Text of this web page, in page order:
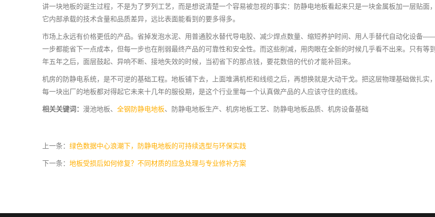
讲一块地板的诞生过程，不是为了罗列工艺，而是想说清楚一个容易被忽视的事实：防静电地板看起来只是一块金属板加一层贴面
它内部承载的技术含量和品质差异，远比表面能看到的要多得多。
市场上永远有价格更低的产品。省掉发泡水泥、用普通胶水替代导电胶、减少焊点数量、缩短养护时间、用人手替代自动化设备
一步都能省下一点成本，但每一步也在削弱最终产品的可靠性和安全性。而这些削减，用肉眼在全新的时候几乎看不出来。只有等
年五年之后，面层鼓起、异响不断、接地失效的时候，当初省下的那点钱，要花数倍的代价才能补回来。
机房的防静电系统，是不可逆的基础工程。地板铺下去，上面堆满机柜和线缆之后，再想换就是大动干戈。把这层物理基础做扎实
每一块出厂的地板都对得起它未来十几年的服役期，是这个行业里每一个认真做产品的人应该守住的底线。
相关关键词： 漫池地板、 全钢防静电地板、防静电地板生产、机房地板工艺、防静电地板品质、机房设备基础
上一条： 绿色数据中心浪潮下，防静电地板的可持续选型与环保实践
下一条： 地板受损后如何修复？不同材质的应急处理与专业修补方案